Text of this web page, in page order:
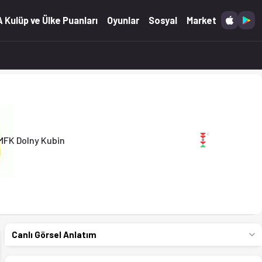
Kulüp ve Ülke Puanları Oyunlar Sosyal Market
Dolny Kubin
Canlı Görsel Anlatım